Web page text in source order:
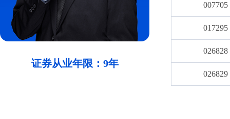
证券从业年限：9年
007705
017295
026828
026829